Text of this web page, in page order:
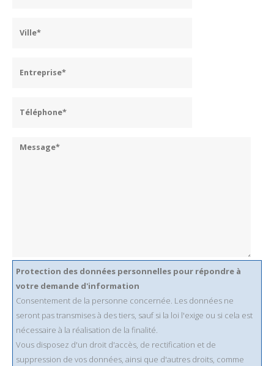
Protection des données personnelles pour répondre à
votre demande d'information
Consentement de la personne concernée. Les données ne
seront pas transmises à des tiers, sauf si la loi l'exige ou si cela est
nécessaire à la réalisation de la finalité.
Vous disposez d'un droit d'accès, de rectification et de
suppression de vos données, ainsi que d'autres droits, comme